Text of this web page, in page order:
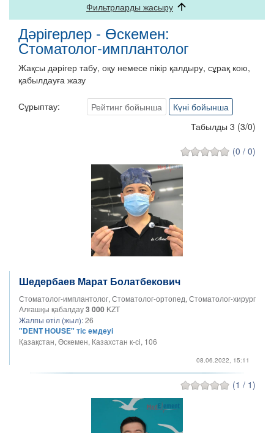
Фильтрларды жасыру
Дәрігерлер - Өскемен:
Стоматолог-имплантолог
Жақсы дәрігер табу, оқу немесе пікір қалдыру, сұрақ кою,
қабылдауға жазу
Сұрыптау: Рейтинг бойынша
Күні бойынша
Табылды 3 (3/0)
(0 / 0)
Шедербаев Марат Болатбекович
Стоматолог-имплантолог, Стоматолог-ортопед, Стоматолог-хирург
Алғашқы қабалдау3 000 KZT
Жалпы өтіл (жыл):26
"DENT HOUSE" тіс емдеуі
Қазақстан, Өскемен, Казахстан к-сі, 106
08.06.2022, 15:11
(1 / 1)